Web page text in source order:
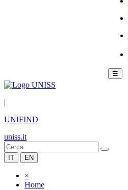
☰
|
UNIFIND
uniss.it
IT EN
×
Home